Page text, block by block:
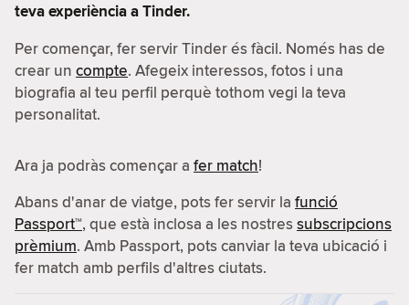
teva experiència a Tinder.
Per començar, fer servir Tinder és fàcil. Només has de
crear un compte. Afegeix interessos, fotos i una
biografia al teu perfil perquè tothom vegi la teva
personalitat.
Ara ja podràs començar a fer match!
Abans d'anar de viatge, pots fer servir la funció
Passport™, que està inclosa a les nostressubscripcions
prèmium. Amb Passport, pots canviar la teva ubicació i
fer match amb perfils d'altres ciutats.